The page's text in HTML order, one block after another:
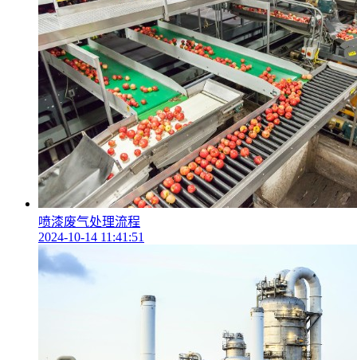
喷漆废气处理流程
2024-10-14 11:41:51